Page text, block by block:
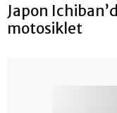
Japon
motosiklet